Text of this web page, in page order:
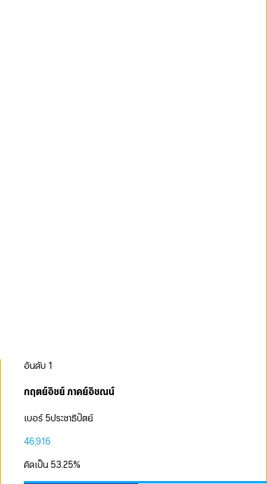
อันดับ 1
กฤตย์อิชย์ ภาคย์อิชณน์
เบอร์ 5ประชาธิปัตย์
46,916
คิดเป็น 53.25%